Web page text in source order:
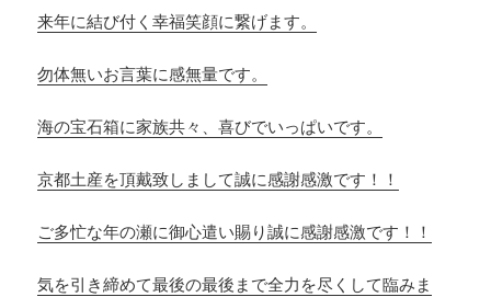
来年に結び付く幸福笑顔に繋げます。
勿体無いお言葉に感無量です。
海の宝石箱に家族共々、喜びでいっぱいです。
京都土産を頂戴致しまして誠に感謝感激です！！
ご多忙な年の瀬に御心遣い賜り誠に感謝感激です！！
気を引き締めて最後の最後まで全力を尽くして臨みま